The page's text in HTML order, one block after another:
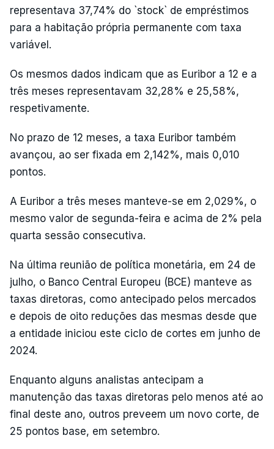
representava 37,74% do `stock` de empréstimos
para a habitação própria permanente com taxa
variável.
Os mesmos dados indicam que as Euribor a 12 e a
três meses representavam 32,28% e 25,58%,
respetivamente.
No prazo de 12 meses, a taxa Euribor também
avançou, ao ser fixada em 2,142%, mais 0,010
pontos.
A Euribor a três meses manteve-se em 2,029%, o
mesmo valor de segunda-feira e acima de 2% pela
quarta sessão consecutiva.
Na última reunião de política monetária, em 24 de
julho, o Banco Central Europeu (BCE) manteve as
taxas diretoras, como antecipado pelos mercados
e depois de oito reduções das mesmas desde que
a entidade iniciou este ciclo de cortes em junho de
2024.
Enquanto alguns analistas antecipam a
manutenção das taxas diretoras pelo menos até ao
final deste ano, outros preveem um novo corte, de
25 pontos base, em setembro.